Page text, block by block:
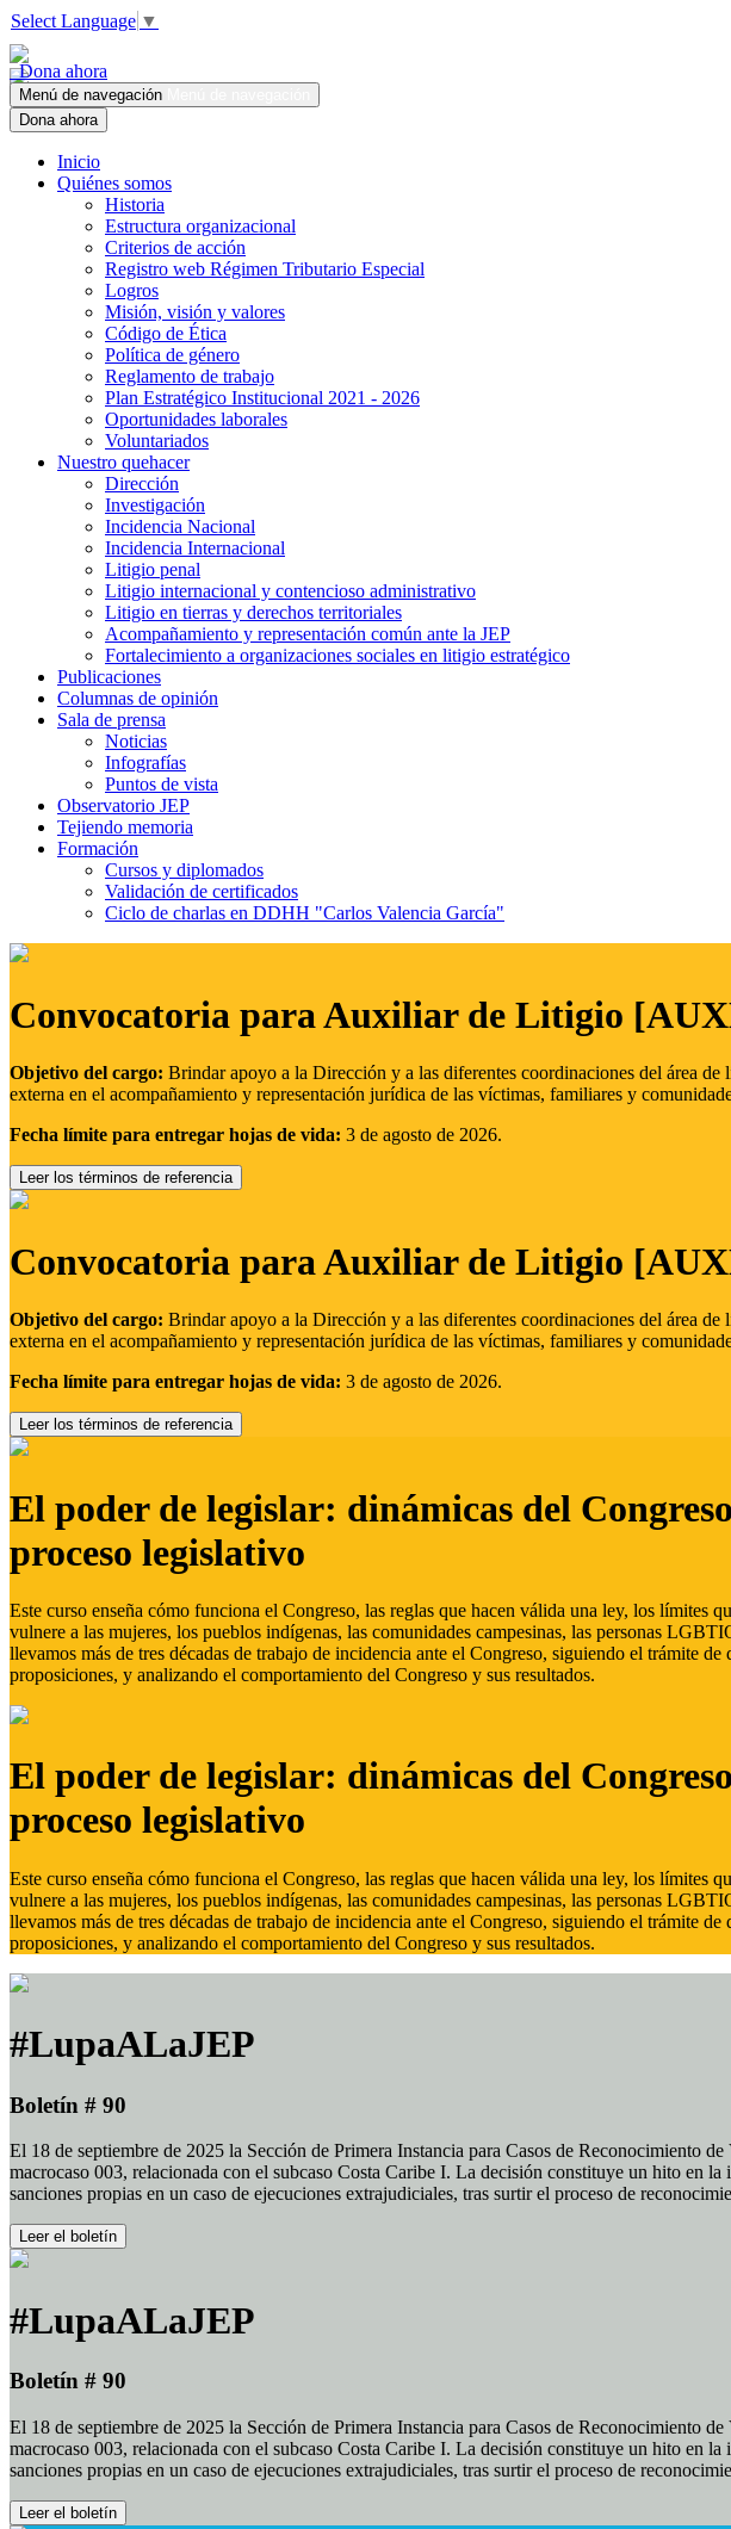
Select Language ▼
Dona ahora
Menú de navegación
Dona ahora
Inicio
Quiénes somos
Historia
Estructura organizacional
Criterios de acción
Registro web Régimen Tributario Especial
Logros
Misión, visión y valores
Código de Ética
Política de género
Reglamento de trabajo
Plan Estratégico Institucional 2021 - 2026
Oportunidades laborales
Voluntariados
Nuestro quehacer
Dirección
Investigación
Incidencia Nacional
Incidencia Internacional
Litigio penal
Litigio internacional y contencioso administrativo
Litigio en tierras y derechos territoriales
Acompañamiento y representación común ante la JEP
Fortalecimiento a organizaciones sociales en litigio estratégico
Publicaciones
Columnas de opinión
Sala de prensa
Noticias
Infografías
Puntos de vista
Observatorio JEP
Tejiendo memoria
Formación
Cursos y diplomados
Validación de certificados
Ciclo de charlas en DDHH "Carlos Valencia García"
Convocatoria para Auxiliar de Litigio
Objetivo del cargo: Brindar apoyo a la Dirección y a las diferentes coordinaciones del área
externa en el acompañamiento y representación jurídica de las víctimas, familiares y
Fecha límite para entregar hojas de vida: 3 de agosto de 2026.
Leer los términos de referencia
Convocatoria para Auxiliar de Litigio
Objetivo del cargo: Brindar apoyo a la Dirección y a las diferentes coordinaciones del área
externa en el acompañamiento y representación jurídica de las víctimas, familiares y
Fecha límite para entregar hojas de vida: 3 de agosto de 2026.
Leer los términos de referencia
El poder de legislar: dinámicas del
proceso legislativo
Este curso enseña cómo funciona el Congreso, las reglas que hacen válida una ley, los límites
vulnere a las mujeres, los pueblos indígenas, las comunidades campesinas, las personas
llevamos más de tres décadas de trabajo de incidencia ante el Congreso, siguiendo el trámite
proposiciones, y analizando el comportamiento del Congreso y sus resultados.
El poder de legislar: dinámicas del
proceso legislativo
Este curso enseña cómo funciona el Congreso, las reglas que hacen válida una ley, los límites
vulnere a las mujeres, los pueblos indígenas, las comunidades campesinas, las personas
llevamos más de tres décadas de trabajo de incidencia ante el Congreso, siguiendo el trámite
proposiciones, y analizando el comportamiento del Congreso y sus resultados.
#LupaALaJEP
Boletín # 90
El 18 de septiembre de 2025 la Sección de Primera Instancia para Casos de Reconocimiento
macrocaso 003, relacionada con el subcaso Costa Caribe I. La decisión constituye un hito en
sanciones propias en un caso de ejecuciones extrajudiciales, tras surtir el proceso de
Leer el boletín
#LupaALaJEP
Boletín # 90
El 18 de septiembre de 2025 la Sección de Primera Instancia para Casos de Reconocimiento
macrocaso 003, relacionada con el subcaso Costa Caribe I. La decisión constituye un hito en
sanciones propias en un caso de ejecuciones extrajudiciales, tras surtir el proceso de
Leer el boletín